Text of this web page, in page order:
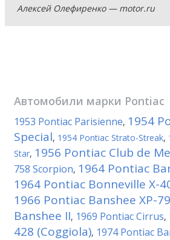
Алексей Олефиренко — motor.ru
Автомобили марки Pontiac
1953 Pontiac Parisienne, 1954
Special, 1954 Pontiac Strato-Streak,
Star, 1956 Pontiac Club de
758 Scorpion, 1964 Pontiac
1964 Pontiac Bonneville X-
1966 Pontiac Banshee XP-
Banshee II, 1969 Pontiac Cirrus,
428 (Coggiola), 1974 Pontiac